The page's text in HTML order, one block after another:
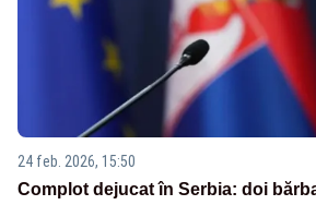
24 feb. 2026, 15:50
Complot dejucat în Serbia: doi